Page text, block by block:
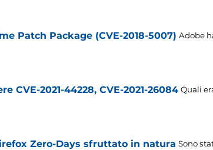
Patch Package (CVE-2018-5007) Adobe
2021-44228, CVE-2021-26084 Quali
Zero-Days sfruttato in natura Sono